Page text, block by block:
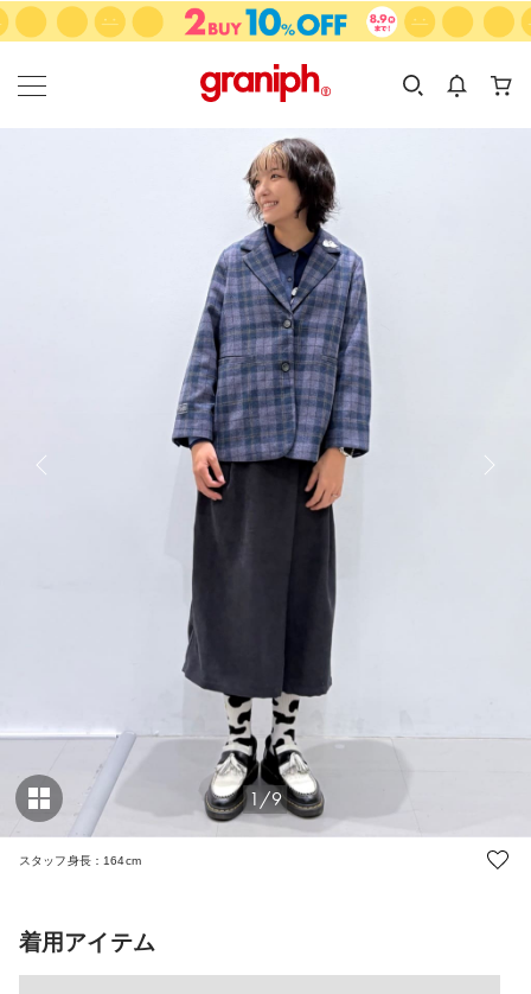
カテゴリーから探す
KIDS
カテゴリ
サイズ
1/9
スタッフ身長：164cm
着用アイテム